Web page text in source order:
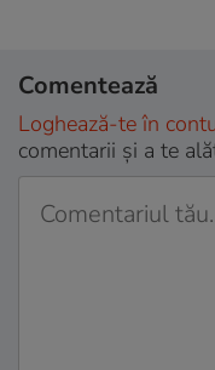
Comentează
Loghează-te în
comentarii și a te